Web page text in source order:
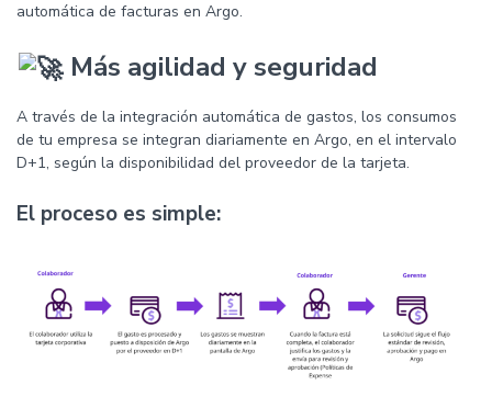
automática de facturas en Argo.
Más agilidad y seguridad
A través de la integración automática de gastos, los consumos
de tu empresa se integran diariamente en Argo, en el intervalo
D+1, según la disponibilidad del proveedor de la tarjeta.
El proceso es simple: